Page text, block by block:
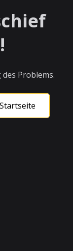
Problems.